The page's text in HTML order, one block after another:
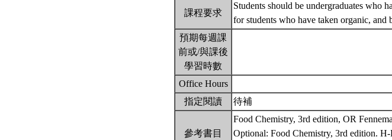
課程要求
Students should be undergraduates who
for students who have taken organic, and
預期每週課
前或/與課後
學習時數
Office Hours
指定閱讀
待補
參考書目
Food Chemistry, 3rd edition, OR
Optional: Food Chemistry, 3rd edition.